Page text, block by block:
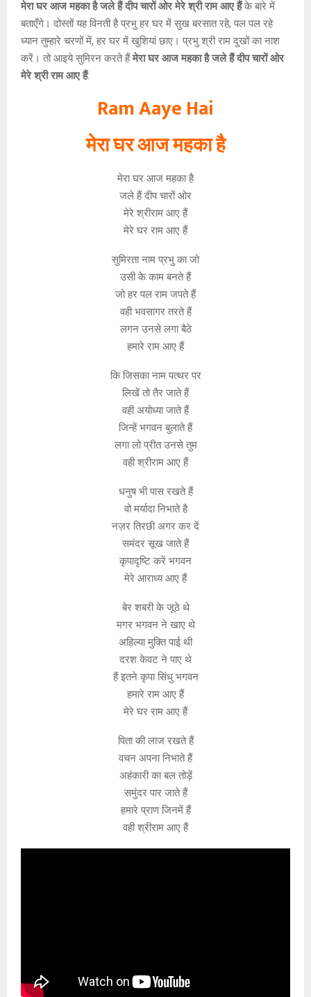
मेरा घर आज महका है जले हैं दीप चारों ओर मेरे श्री राम आए हैंके बारे में
बताएँगे। दोस्तों यह विनती है प्रभु हर घर में सुख बरसात रहे, पल पल रहे
ध्यान तुम्हारे चरणों में, हर घर में खुशियां छाए। प्रभु श्री राम दुखों का नाश
करें। तो आइये सुमिरन करते हैंमेरा घर आज महका है जले हैं दीप चारों ओर
मेरे श्री राम आए हैं:
Ram Aaye Hai
मेरा घर आज महका है
मेरा घर आज महका है
जले हैं दीप चारों ओर
मेरे श्रीराम आए हैं
मेरे घर राम आए हैं
सुमिरता नाम प्रभु का जो
उसी के काम बनते हैं
जो हर पल राम जपते हैं
वही भवसागर तरते हैं
लगन उनसे लगा बैठे
हमारे राम आए हैं
कि जिसका नाम पत्थर पर
लिखें तो तैर जाते हैं
वही अयोध्या जाते हैं
जिन्हें भगवन बुलाते हैं
लगा लो प्रीत उनसे तुम
वही श्रीराम आए हैं
धनुष भी पास रखते हैं
वो मर्यादा निभाते है
नज़र तिरछी अगर कर दें
समंदर सूख जाते हैं
कृपादृष्टि करें भगवन
मेरे आराध्य आए हैं
बेर शबरी के जूठे थे
मगर भगवन ने खाए थे
अहिल्या मुक्ति पाई थी
दरश केवट ने पाए थे
हैं इतने कृपा सिंधु भगवन
हमारे राम आए हैं
मेरे घर राम आए हैं
पिता की लाज रखते हैं
वचन अपना निभाते हैं
अहंकारी का बल तोड़ें
समुंदर पार जाते हैं
हमारे प्राण जिनमें हैं
वही श्रीराम आए हैं